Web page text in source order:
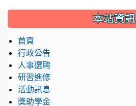
::: 本站資訊
首頁
行政公告
人事選聘
研習進修
活動訊息
獎助學金